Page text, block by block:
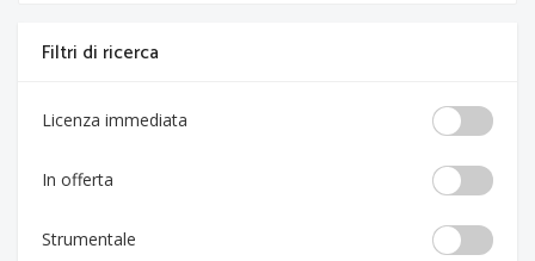
Filtri di ricerca
Licenza immediata
In offerta
Strumentale